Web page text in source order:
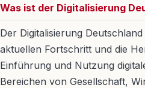
Was ist der Digitalisierung
Der Digitalisierung
aktuellen Fortschritt und die
Einführung und Nutzung
Bereichen von Gesellschaft,